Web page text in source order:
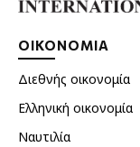
ΟΙΚΟΝΟΜΙΑ
Διεθνής οικονομία
Ελληνική οικονομία
Ναυτιλία